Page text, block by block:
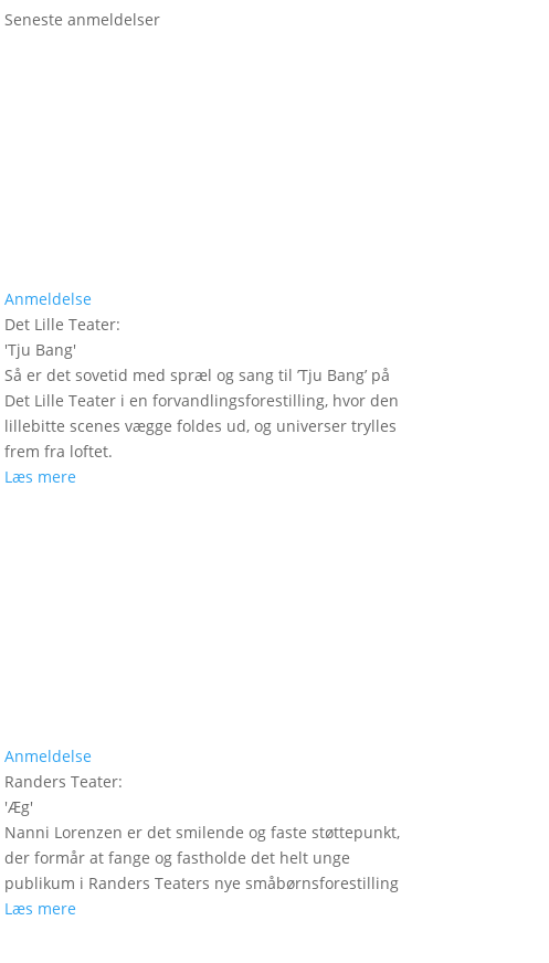
Seneste anmeldelser
Anmeldelse
Det Lille Teater:
'Tju Bang'
Så er det sovetid med spræl og sang til ’Tju Bang’ på
Det Lille Teater i en forvandlingsforestilling, hvor den
lillebitte scenes vægge foldes ud, og universer trylles
frem fra loftet.
Læs mere
Anmeldelse
Randers Teater:
'Æg'
Nanni Lorenzen er det smilende og faste støttepunkt,
der formår at fange og fastholde det helt unge
publikum i Randers Teaters nye småbørnsforestilling
Læs mere